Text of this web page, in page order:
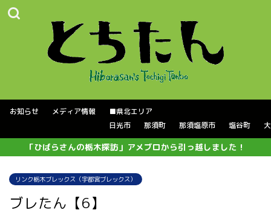
お知らせ メディア情報
■県北エリア
日光市
那須町 那須塩原市 塩谷町
「ひばらさんの栃木探訪」アメブロから引っ越しました！
リンク栃木ブレックス（宇都宮ブレックス）
ブレたん【6】